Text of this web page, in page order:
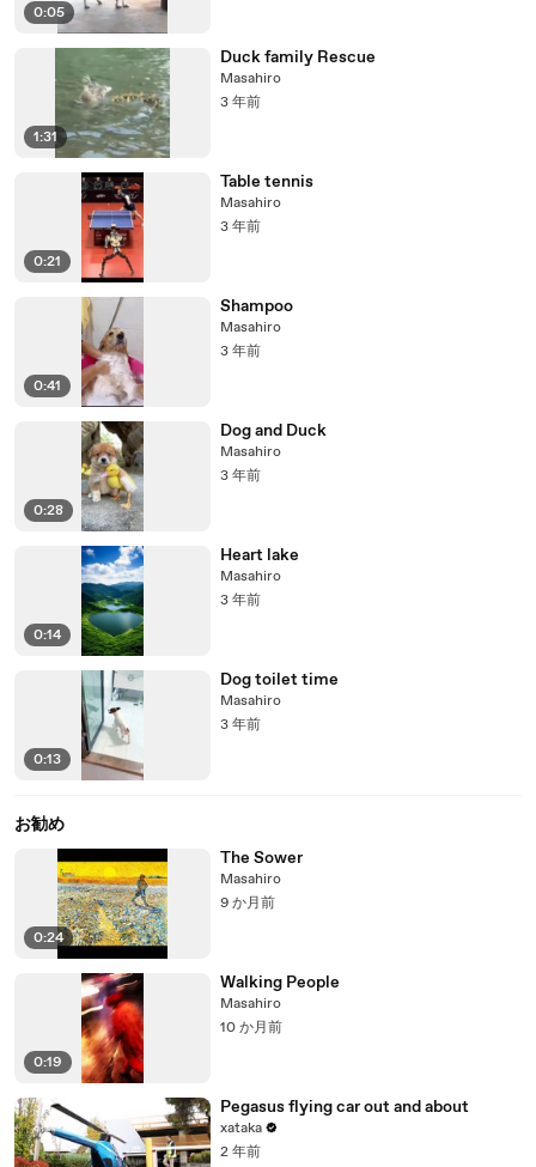
0:05
1:31
Duck family Rescue
Masahiro
3 年前
0:21
Table tennis
Masahiro
3 年前
0:41
Shampoo
Masahiro
3 年前
0:28
Dog and Duck
Masahiro
3 年前
0:14
Heart lake
Masahiro
3 年前
0:13
Dog toilet time
Masahiro
3 年前
お勧め
0:24
The Sower
Masahiro
9 か月前
0:19
Walking People
Masahiro
10 か月前
Pegasus flying car out and about
xataka
2 年前